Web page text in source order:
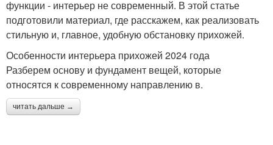
функции - интерьер не современный. В этой статье
подготовили материал, где расскажем, как реализовать
стильную и, главное, удобную обстановку прихожей.
Особенности интерьера прихожей 2024 года
Разберем основу и фундамент вещей, которые
относятся к современному направлению в.
читать дальше →